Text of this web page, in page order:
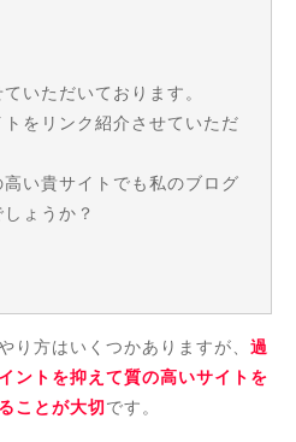
いただいております。
をリンク紹介させていただ
い貴サイトでも私のブログ
ょうか？
り方はいくつかありますが、 過
ントを抑えて質の高いサイトを
ことが大切です。